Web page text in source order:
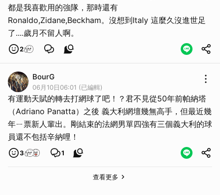
都是我喜歡用的強隊，那時還有
Ronaldo,Zidane,Beckham。沒想到Italy 這麼久沒進世足
了....歲月不留人啊。
2
BourG
06月10日06:01 (已編輯)
有運動天賦的轉去打網球了吧！？君不見從50年前帕納塔
（Adriano Panatta）之後 義大利網壇幾無高手，但最近幾
年ㄧ票新人輩出。剛結束的法網男單四強有三個義大利的球
員還不包括辛納哩！
3 1
查看更多